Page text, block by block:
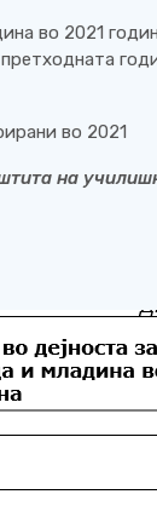
во 2021
во 2021
на